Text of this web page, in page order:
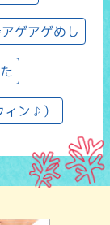
ゲアゲめし
ン♪）